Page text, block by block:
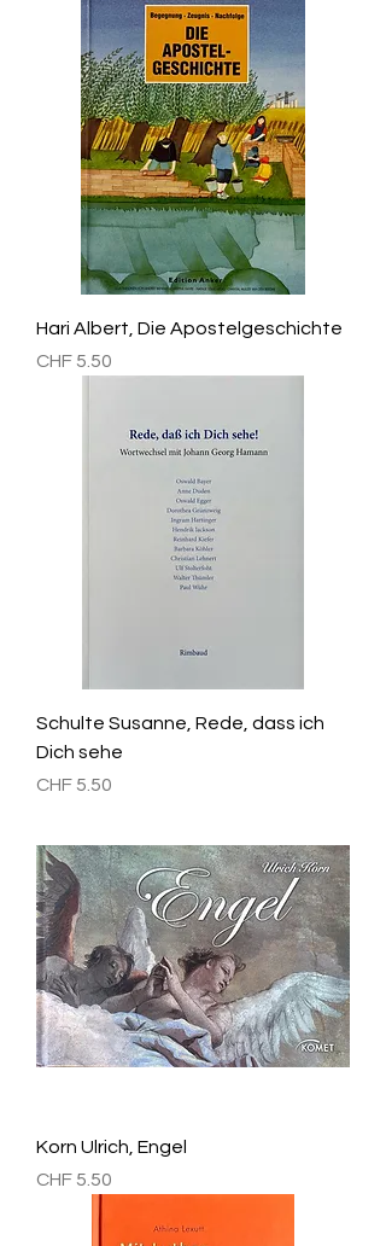
Hari Albert, Die Apostelgeschichte
Preis
CHF 5.50
Schulte Susanne, Rede, dass ich
Dich sehe
Preis
CHF 5.50
Korn Ulrich, Engel
Preis
CHF 5.50